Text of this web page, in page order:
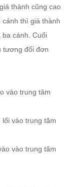
thành cũng cao
thì giá thành
cánh. Cuối
tương đối đơn
vào trung tâm
vào trung tâm
vào trung tâm